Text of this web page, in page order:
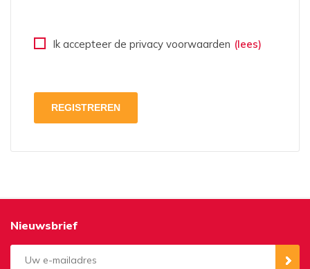
Ik accepteer de privacy voorwaarden (lees)
Nieuwsbrief